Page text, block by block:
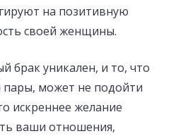
на позитивную
своей женщины.
брак уникален, и то, что
пары, может не подойти
искреннее желание
ваши отношения,